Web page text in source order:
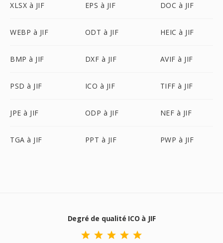
XLSX à JIF EPS à JIF DOC à JIF
WEBP à JIF ODT à JIF HEIC à JIF
BMP à JIF DXF à JIF AVIF à JIF
PSD à JIF ICO à JIF TIFF à JIF
JPE à JIF ODP à JIF NEF à JIF
TGA à JIF PPT à JIF PWP à JIF
Degré de qualité ICO à JIF